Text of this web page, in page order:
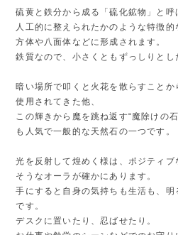
硫黄と鉄分から成る「硫化鉱物」と呼
人工的に整えられたかのような特徴
方体や八面体などに形成されます。
鉄質なので、小さくともずっしりとし
暗い場所で叩くと火花を散らすことか
使用されてきた他、
この輝きから魔を跳ね返す“魔除けの
も人気で一般的な天然石の一つです。
光を反射して煌めく様は、ポジティ
そうなオーラが確かにあります。
手にすると自身の気持ちも生活も、明
です。
デスクに置いたり、忍ばせたり。